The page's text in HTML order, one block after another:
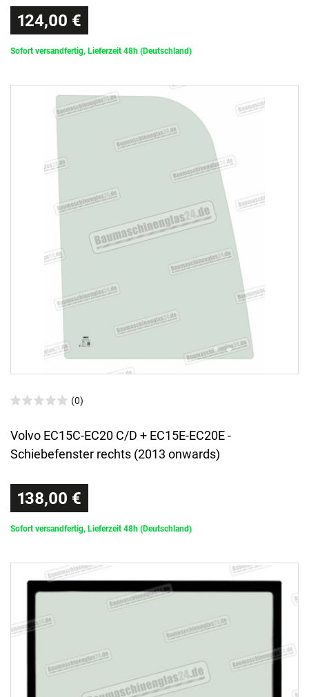
124,00 €
Sofort versandfertig, Lieferzeit 48h (Deutschland)
(0)
Volvo EC15C-EC20 C/D + EC15E-EC20E -
Schiebefenster rechts (2013 onwards)
138,00 €
Sofort versandfertig, Lieferzeit 48h (Deutschland)